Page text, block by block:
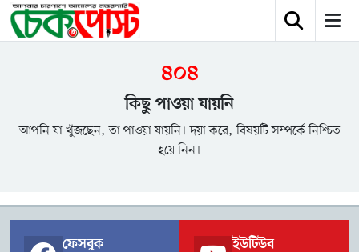
৪০৪
কিছু পাওয়া যায়নি
আপনি যা খুঁজছেন, তা পাওয়া যায়নি। দয়া করে, বিষয়টি সম্পর্কে নিশ্চিত
হয়ে নিন।
ফেসবুক ইউটিউব